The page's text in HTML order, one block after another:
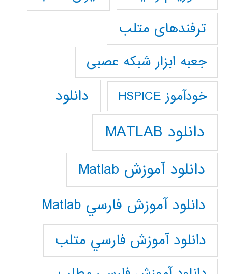
ترفندهای متلب
جعبه ابزار شبکه عصبی
خودآموز HSPICE دانلود
دانلود MATLAB
دانلود آموزش Matlab
دانلود آموزش فارسي Matlab
دانلود آموزش فارسي متلب